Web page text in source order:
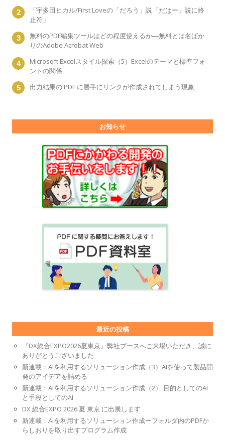
「宇多田ヒカル/First Loveの「だろう」説「だはー」説に終
止符」
無料のPDF編集ツールはどの程度使えるか―無料とは名ばか
りのAdobe Acrobat Web
Microsoft Excelスタイル探索（5）Excelのテーマと標準フォ
ントの関係
出力結果の PDF に勝手にリンクが作成されてしまう現象
お知らせ
最近の投稿
『DX総合EXPO2026夏東京』弊社ブースへご来場いただき、誠に
ありがとうございました
新連載：AIを利用するソリューション作成（3）AIを使って製品開
発のアイデアを詰める
新連載：AIを利用するソリューション作成（2） 目的としてのAI
と手段としてのAI
DX 総合EXPO 2026 夏 東京 に出展します
新連載：AIを利用するソリューション作成ーフォルダ内のPDFか
らしおりを取り出すプログラム作成